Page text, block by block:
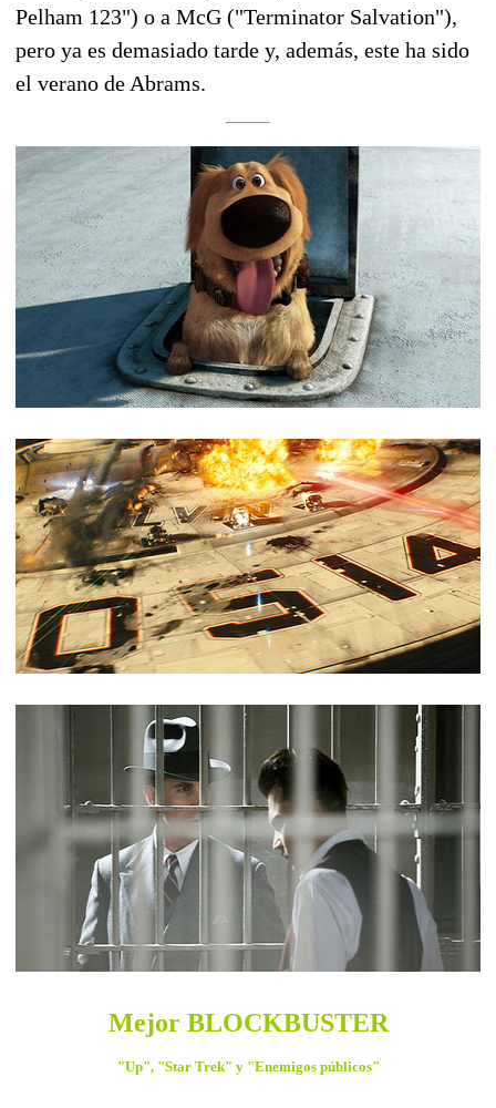
Pelham 123") o a McG ("Terminator Salvation"),
pero ya es demasiado tarde y, además, este ha sido
el verano de Abrams.
Mejor BLOCKBUSTER
"Up", "Star Trek" y "Enemigos públicos"